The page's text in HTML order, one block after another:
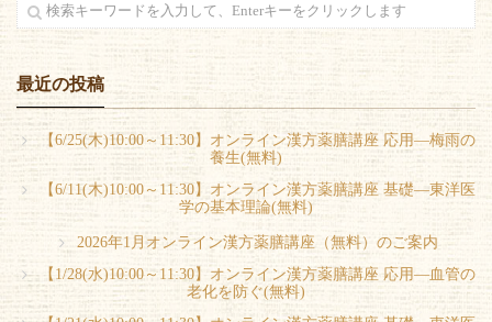
最近の投稿
【6/25(木)10:00～11:30】オンライン漢方薬膳講座 応用―梅雨の
養生(無料)
【6/11(木)10:00～11:30】オンライン漢方薬膳講座 基礎―東洋医
学の基本理論(無料)
2026年1月オンライン漢方薬膳講座（無料）のご案内
【1/28(水)10:00～11:30】オンライン漢方薬膳講座 応用―血管の
老化を防ぐ(無料)